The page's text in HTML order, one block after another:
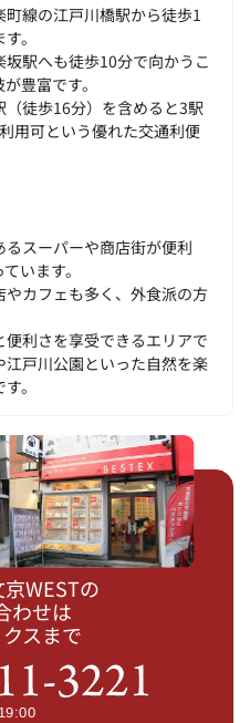
線の江戸川橋駅から徒歩1
。
駅へも徒歩10分で向かうこ
豊富です。
徒歩16分）を含めると3駅
用可という優れた交通利便
スーパーや商店街が便利
います。
カフェも多く、外食派の方
利さを享受できるエリアで
戸川公園といった自然を楽
。
WESTの
わせは
スまで